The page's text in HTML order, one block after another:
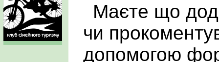
Маєте що
чи
допомогою